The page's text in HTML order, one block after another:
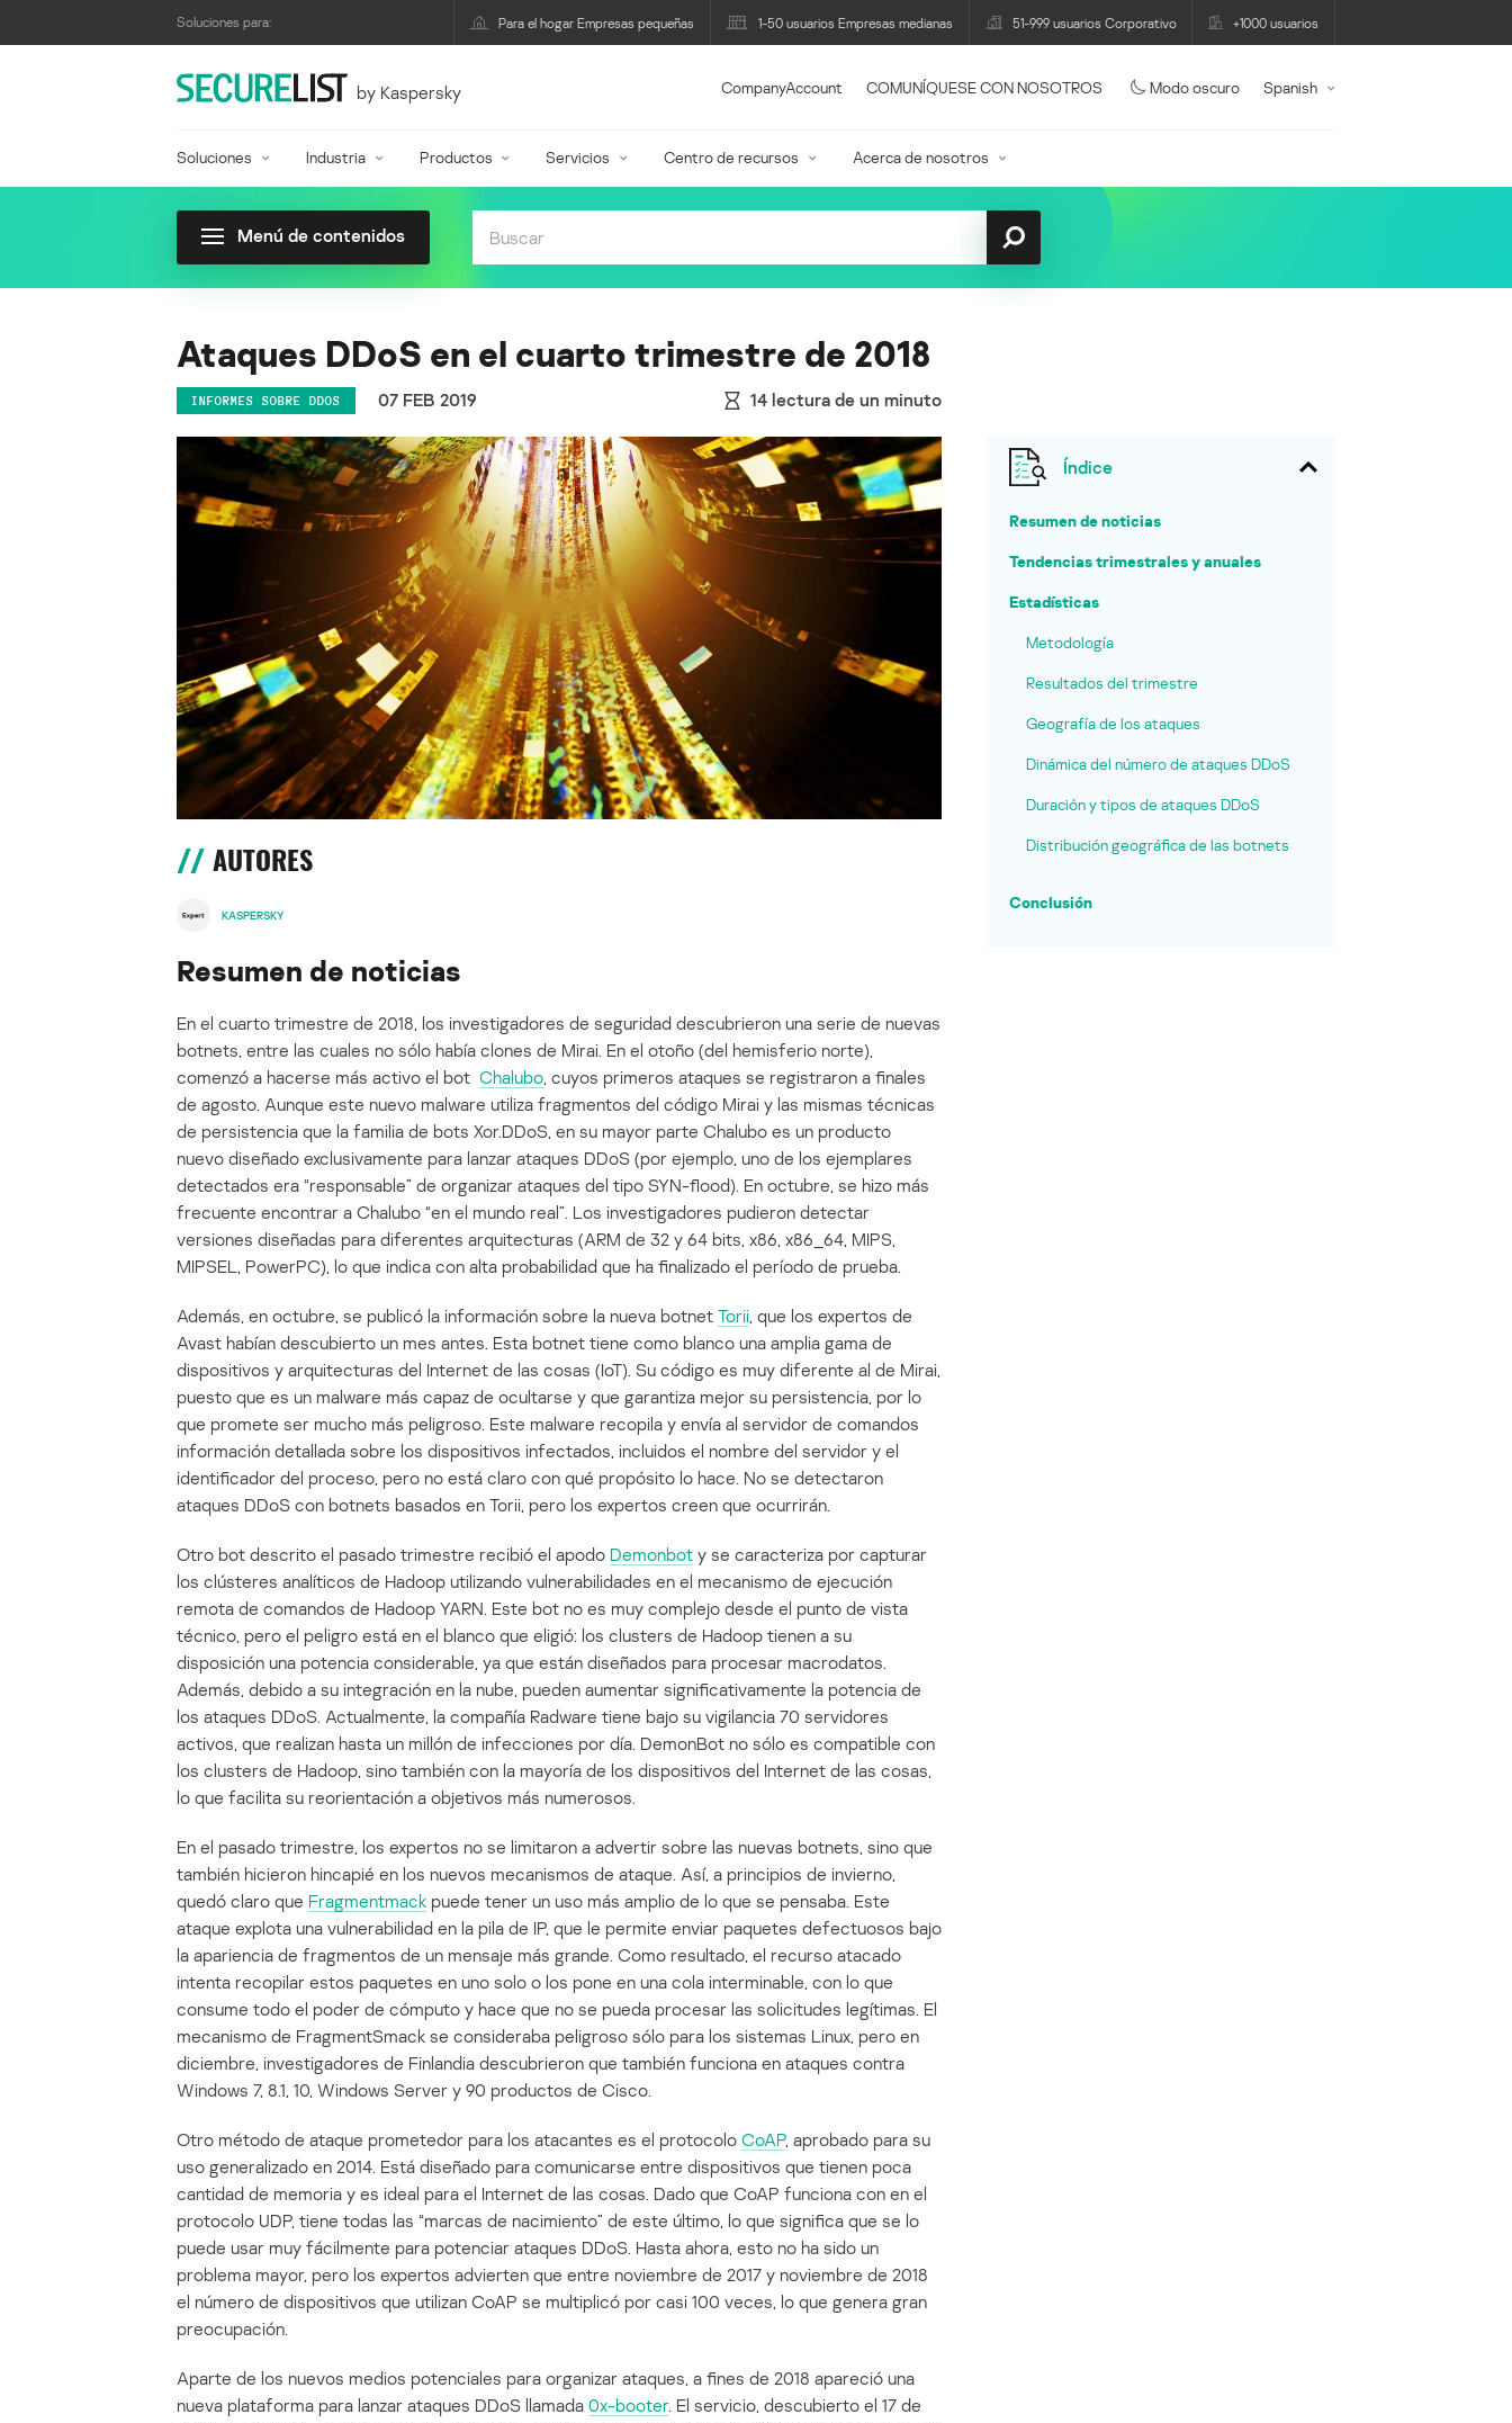
Soluciones para: Para el hogar Empresas pequeñas 1-50 usuarios Empresas medianas 51-999 usuarios Corporativo +1000 usuarios
by Kaspersky CompanyAccount COMUNÍQUESE CON NOSOTROS Modo oscuro Spanish
Soluciones Industria Productos Servicios Centro de recursos Acerca de nosotros
Menú de contenidos
Ataques DDoS en el cuarto trimestre de 2018
INFORMES SOBRE DDOS 07 FEB 2019 14 lectura de un minuto
AUTORES
KASPERSKY
Resumen de noticias
En el cuarto trimestre de 2018, los investigadores de seguridad descubrieron una serie de nuevas
botnets, entre las cuales no sólo había clones de Mirai. En el otoño (del hemisferio norte),
comenzó a hacerse más activo el bot Chalubo, cuyos primeros ataques se registraron a finales
de agosto. Aunque este nuevo malware utiliza fragmentos del código Mirai y las mismas técnicas
de persistencia que la familia de bots Xor.DDoS, en su mayor parte Chalubo es un producto
nuevo diseñado exclusivamente para lanzar ataques DDoS (por ejemplo, uno de los ejemplares
detectados era “responsable” de organizar ataques del tipo SYN-flood). En octubre, se hizo más
frecuente encontrar a Chalubo “en el mundo real”. Los investigadores pudieron detectar
versiones diseñadas para diferentes arquitecturas (ARM de 32 y 64 bits, x86, x86_64, MIPS,
MIPSEL, PowerPC), lo que indica con alta probabilidad que ha finalizado el período de prueba.
Además, en octubre, se publicó la información sobre la nueva botnet Torii, que los expertos de
Avast habían descubierto un mes antes. Esta botnet tiene como blanco una amplia gama de
dispositivos y arquitecturas del Internet de las cosas (IoT). Su código es muy diferente al de Mirai,
puesto que es un malware más capaz de ocultarse y que garantiza mejor su persistencia, por lo
que promete ser mucho más peligroso. Este malware recopila y envía al servidor de comandos
información detallada sobre los dispositivos infectados, incluidos el nombre del servidor y el
identificador del proceso, pero no está claro con qué propósito lo hace. No se detectaron
ataques DDoS con botnets basados en Torii, pero los expertos creen que ocurrirán.
Otro bot descrito el pasado trimestre recibió el apodo Demonbot y se caracteriza por capturar
los clústeres analíticos de Hadoop utilizando vulnerabilidades en el mecanismo de ejecución
remota de comandos de Hadoop YARN. Este bot no es muy complejo desde el punto de vista
técnico, pero el peligro está en el blanco que eligió: los clusters de Hadoop tienen a su
disposición una potencia considerable, ya que están diseñados para procesar macrodatos.
Además, debido a su integración en la nube, pueden aumentar significativamente la potencia de
los ataques DDoS. Actualmente, la compañía Radware tiene bajo su vigilancia 70 servidores
activos, que realizan hasta un millón de infecciones por día. DemonBot no sólo es compatible con
los clusters de Hadoop, sino también con la mayoría de los dispositivos del Internet de las cosas,
lo que facilita su reorientación a objetivos más numerosos.
En el pasado trimestre, los expertos no se limitaron a advertir sobre las nuevas botnets, sino que
también hicieron hincapié en los nuevos mecanismos de ataque. Así, a principios de invierno,
quedó claro que Fragmentmack puede tener un uso más amplio de lo que se pensaba. Este
ataque explota una vulnerabilidad en la pila de IP, que le permite enviar paquetes defectuosos bajo
la apariencia de fragmentos de un mensaje más grande. Como resultado, el recurso atacado
intenta recopilar estos paquetes en uno solo o los pone en una cola interminable, con lo que
consume todo el poder de cómputo y hace que no se pueda procesar las solicitudes legítimas. El
mecanismo de FragmentSmack se consideraba peligroso sólo para los sistemas Linux, pero en
diciembre, investigadores de Finlandia descubrieron que también funciona en ataques contra
Windows 7, 8.1, 10, Windows Server y 90 productos de Cisco.
Otro método de ataque prometedor para los atacantes es el protocolo CoAP, aprobado para su
uso generalizado en 2014. Está diseñado para comunicarse entre dispositivos que tienen poca
cantidad de memoria y es ideal para el Internet de las cosas. Dado que CoAP funciona con en el
protocolo UDP, tiene todas las “marcas de nacimiento” de este último, lo que significa que se lo
puede usar muy fácilmente para potenciar ataques DDoS. Hasta ahora, esto no ha sido un
problema mayor, pero los expertos advierten que entre noviembre de 2017 y noviembre de 2018
el número de dispositivos que utilizan CoAP se multiplicó por casi 100 veces, lo que genera gran
preocupación.
Aparte de los nuevos medios potenciales para organizar ataques, a fines de 2018 apareció una
nueva plataforma para lanzar ataques DDoS llamada 0x-booter. El servicio, descubierto el 17 de
Índice
Resumen de noticias
Tendencias trimestrales y anuales
Estadísticas
Metodología
Resultados del trimestre
Geografía de los ataques
Dinámica del número de ataques DDoS
Duración y tipos de ataques DDoS
Distribución geográfica de las botnets
Conclusión